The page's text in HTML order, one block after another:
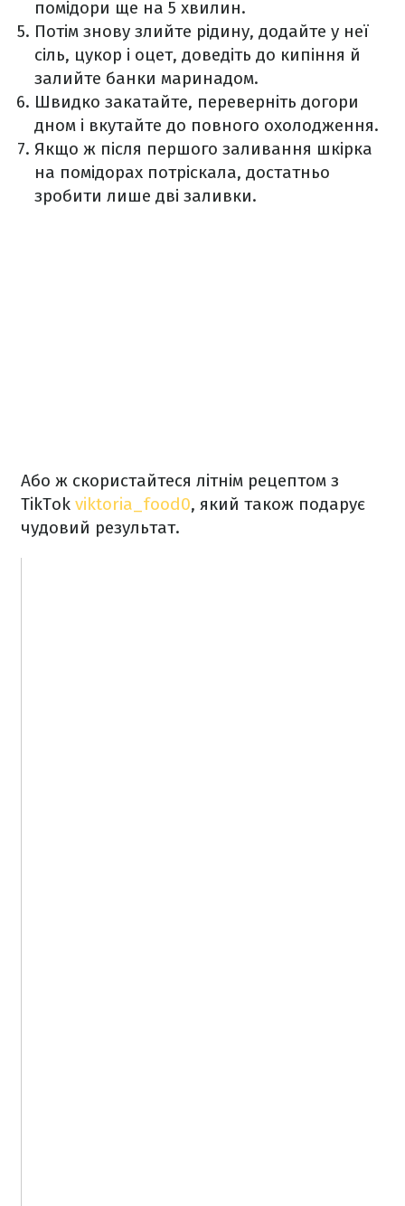
помідори ще на 5 хвилин.
Потім знову злийте рідину, додайте у неї
сіль, цукор і оцет, доведіть до кипіння й
залийте банки маринадом.
Швидко закатайте, переверніть догори
дном і вкутайте до повного охолодження.
Якщо ж після першого заливання шкірка
на помідорах потріскала, достатньо
зробити лише дві заливки.
Або ж скористайтеся літнім рецептом з
TikTok viktoria_food0, який також подарує
чудовий результат.